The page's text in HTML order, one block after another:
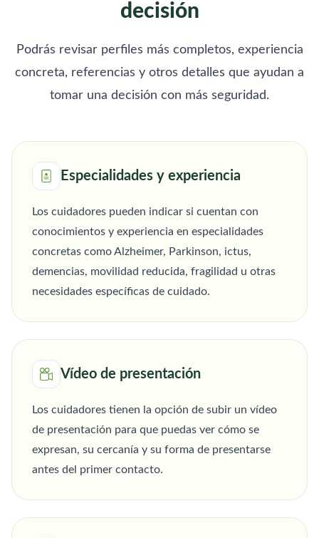
decisión
Podrás revisar perfiles más completos, experiencia
concreta, referencias y otros detalles que ayudan a
tomar una decisión con más seguridad.
Especialidades y experiencia
Los cuidadores pueden indicar si cuentan con
conocimientos y experiencia en especialidades
concretas como Alzheimer, Parkinson, ictus,
demencias, movilidad reducida, fragilidad u otras
necesidades específicas de cuidado.
Vídeo de presentación
Los cuidadores tienen la opción de subir un vídeo
de presentación para que puedas ver cómo se
expresan, su cercanía y su forma de presentarse
antes del primer contacto.